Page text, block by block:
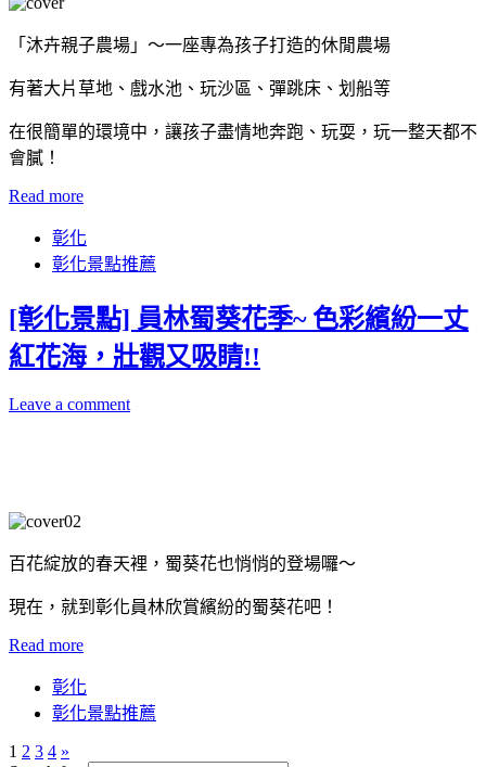
「沐卉親子農場」～一座專為孩子打造的休閒農場
有著大片草地、戲水池、玩沙區、彈跳床、划船等
在很簡單的環境中，讓孩子盡情地奔跑、玩耍，玩一整天都不
會膩！
Read more
彰化
彰化景點推薦
[彰化景點] 員林蜀葵花季~ 色彩繽紛一丈
紅花海，壯觀又吸睛!!
Leave a comment
百花綻放的春天裡，蜀葵花也悄悄的登場囉～
現在，就到彰化員林欣賞繽紛的蜀葵花吧！
Read more
彰化
彰化景點推薦
1 2 3 4 »